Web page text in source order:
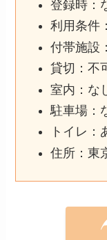
登録時：
利用条件
付帯施設
貸切：不
室内：な
駐車場：
トイレ：
住所：東